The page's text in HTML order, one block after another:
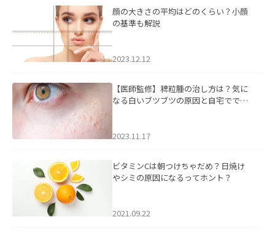
顔の大きさの平均はどのくらい？小顔
の基準も解説
2023.12.12
【医師監修】稗粒腫の治し方は？気に
なる白いブツブツの原因と自宅ででき
2023.11.17
ビタミンCは朝つけちゃだめ？日焼け
やシミの原因になるってホント？
2021.09.22